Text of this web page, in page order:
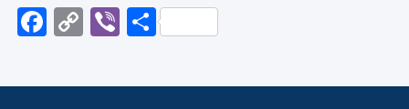
Facebook
CopyViberShare